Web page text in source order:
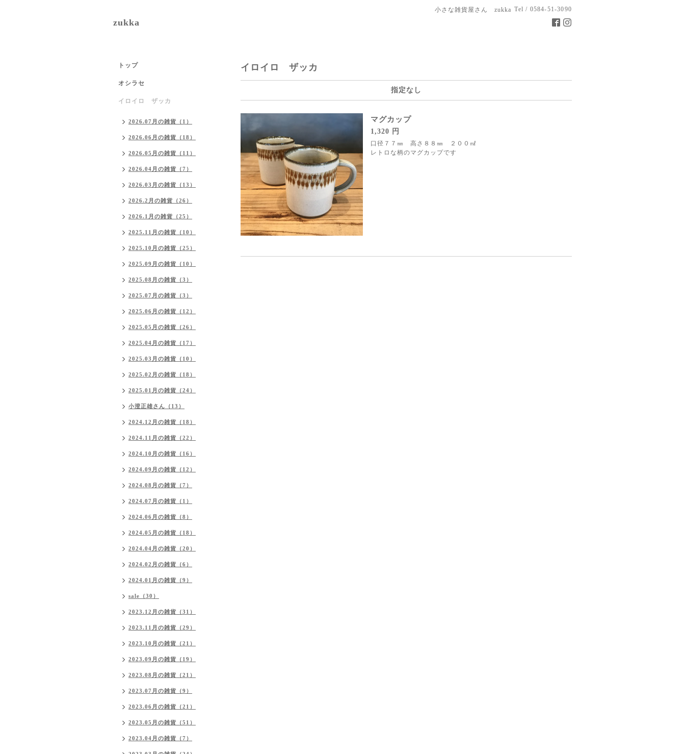
小さな雑貨屋さん zukka Tel / 0584-51-3090
zukka
イロイロ ザッカ
指定なし
マグカップ
1,320 円
口径７７㎜ 高さ８８㎜ ２００㎖
レトロな柄のマグカップです
トップ
オシラセ
イロイロ ザッカ
2026.07月の雑貨（1）
2026.06月の雑貨（18）
2026.05月の雑貨（11）
2026.04月の雑貨（7）
2026.03月の雑貨（13）
2026.2月の雑貨（26）
2026.1月の雑貨（25）
2025.11月の雑貨（10）
2025.10月の雑貨（25）
2025.09月の雑貨（10）
2025.08月の雑貨（3）
2025.07月の雑貨（3）
2025.06月の雑貨（12）
2025.05月の雑貨（26）
2025.04月の雑貨（17）
2025.03月の雑貨（10）
2025.02月の雑貨（18）
2025.01月の雑貨（24）
小澄正雄さん（13）
2024.12月の雑貨（18）
2024.11月の雑貨（22）
2024.10月の雑貨（16）
2024.09月の雑貨（12）
2024.08月の雑貨（7）
2024.07月の雑貨（1）
2024.06月の雑貨（8）
2024.05月の雑貨（18）
2024.04月の雑貨（20）
2024.02月の雑貨（6）
2024.01月の雑貨（9）
sale（30）
2023.12月の雑貨（31）
2023.11月の雑貨（29）
2023.10月の雑貨（21）
2023.09月の雑貨（19）
2023.08月の雑貨（21）
2023.07月の雑貨（9）
2023.06月の雑貨（21）
2023.05月の雑貨（51）
2023.04月の雑貨（7）